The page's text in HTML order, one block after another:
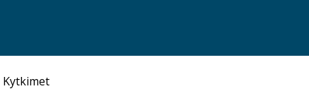
Kytkimet